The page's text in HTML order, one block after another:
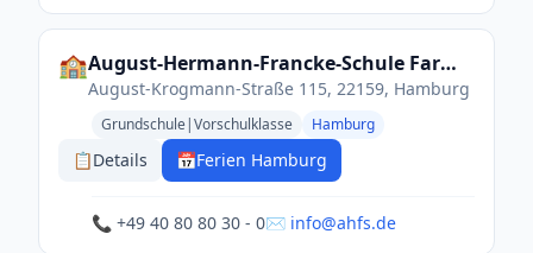
🏫 August-Hermann-Francke-Schule Farmsen
August-Krogmann-Straße 115, 22159, Hamburg
Grundschule|Vorschulklasse Hamburg
📋Details 📅Ferien Hamburg
📞 +49 40 80 80 30 - 0✉️ info@ahfs.de